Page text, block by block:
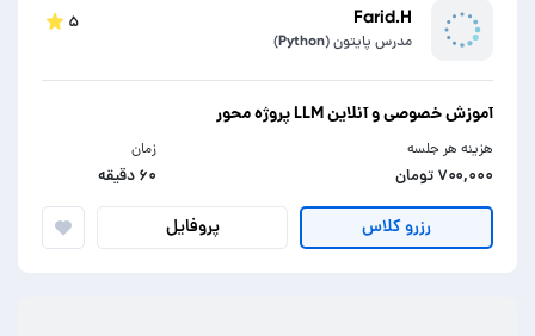
Farid.H
مدرس پایتون (Python)
۵
آموزش خصوصی و آنلاین LLM پروژه محور
هزینه هر جلسه
۷۰۰,۰۰۰ تومان
زمان
۶۰ دقیقه
رزرو کلاس پروفایل